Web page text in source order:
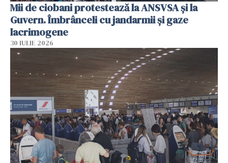
Mii de ciobani protestează la ANSVSA și la
Guvern. Îmbrânceli cu jandarmii și gaze
lacrimogene
30 IULIE 2026